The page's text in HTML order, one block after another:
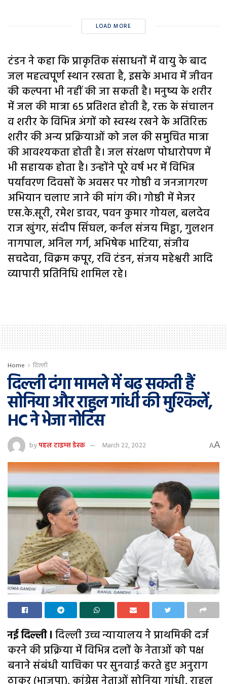
LOAD MORE
टंडन ने कहा कि प्राकृतिक संसाधनों में वायु के बाद
जल महत्वपूर्ण स्थान रखता है, इसके अभाव में जीवन
की कल्पना भी नहीं की जा सकती है। मनुष्य के शरीर
में जल की मात्रा 65 प्रतिशत होती है, रक्त के संचालन
व शरीर के विभिन्न अंगों को स्वस्थ रखने के अतिरिक्त
शरीर की अन्य प्रक्रियाओं को जल की समुचित मात्रा
की आवश्यकता होती है। जल संरक्षण पोधारोपण में
भी सहायक होता है। उन्होंने पूरे वर्ष भर में विभिन्न
पर्यावरण दिवसों के अवसर पर गोष्ठी व जनजागरण
अभियान चलाए जाने की मांग की। गोष्ठी में मेजर
एस.के.सूरी, रमेश डावर, पवन कुमार गोयल, बलदेव
राज खुंगर, संदीप सिंघल, कर्नल संजय मिड्ढा, गुलशन
नागपाल, अनिल गर्ग, अभिषेक भाटिया, संजीव
सचदेवा, विक्रम कपूर, रवि टंडन, संजय महेश्वरी आदि
व्यापारी प्रतिनिधि शामिल रहे।
Home दिल्ली
दिल्ली दंगा मामले में बढ़ सकती हैं
सोनिया और राहुल गांधी की मुश्किलें,
HC ने भेजा नोटिस
byपहल टाइम्स डेस्क March 22, 2022 AA
नई दिल्ली lदिल्ली उच्च न्यायालय ने प्राथमिकी दर्ज
करने की प्रक्रिया में विभिन्न दलों के नेताओं को पक्ष
बनाने संबंधी याचिका पर सुनवाई करते हुए अनुराग